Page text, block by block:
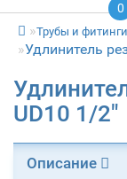
0
Трубы и фитинги
Удлинитель
UD10 1/2"
Описание